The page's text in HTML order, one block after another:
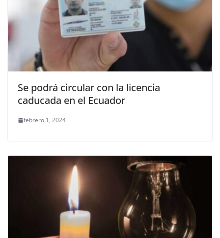
Se podrá circular con la licencia
caducada en el Ecuador
febrero 1, 2024